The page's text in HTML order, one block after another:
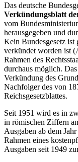
Das deutsche
Verkündungsblatt
vom
herausgegeben und
Kein Bundesgesetz ist
verkündet worden ist
Rahmen des
durchaus möglich.
Verkündung des
Nachfolger des von
Reichsgesetzblattes.
Seit 1951 wird es in
in römischen Ziffern
Ausgaben ab dem
Rahmen eines
Ausgaben seit 1949